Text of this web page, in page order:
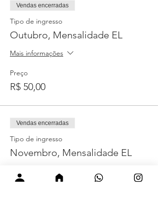
Vendas encerradas
Tipo de ingresso
Outubro, Mensalidade EL
Mais informações
Preço
R$ 50,00
Vendas encerradas
Tipo de ingresso
Novembro, Mensalidade EL